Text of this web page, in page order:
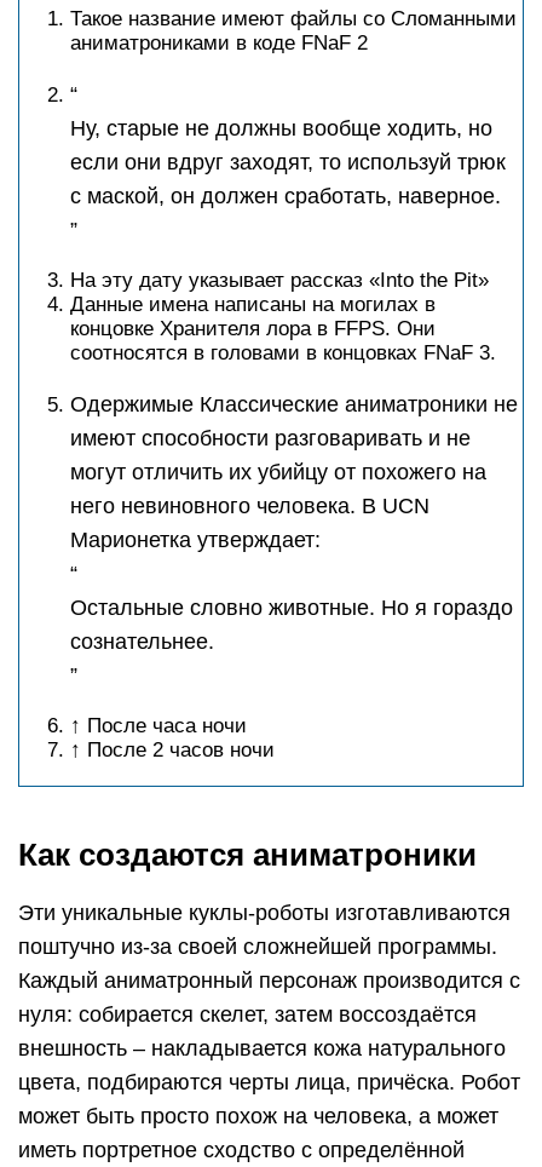
Такое название имеют файлы со Сломанными
аниматрониками в коде FNaF 2
“
Ну, старые не должны вообще ходить, но
если они вдруг заходят, то используй трюк
с маской, он должен сработать, наверное.
”
На эту дату указывает рассказ «Into the Pit»
Данные имена написаны на могилах в
концовке Хранителя лора в FFPS. Они
соотносятся в головами в концовках FNaF 3.
Одержимые Классические аниматроники не
имеют способности разговаривать и не
могут отличить их убийцу от похожего на
него невиновного человека. В UCN
Марионетка утверждает:
“
Остальные словно животные. Но я гораздо
сознательнее.
”
↑ После часа ночи
↑ После 2 часов ночи
Как создаются аниматроники
Эти уникальные куклы-роботы изготавливаются
поштучно из-за своей сложнейшей программы.
Каждый аниматронный персонаж производится с
нуля: собирается скелет, затем воссоздаётся
внешность – накладывается кожа натурального
цвета, подбираются черты лица, причёска. Робот
может быть просто похож на человека, а может
иметь портретное сходство с определённой